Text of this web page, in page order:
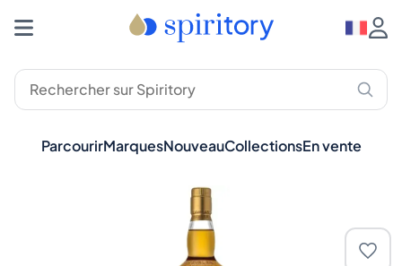
ParcourirMarquesNouveauCollectionsEn vente